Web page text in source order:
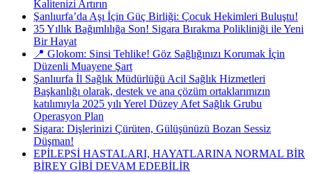
Kalitenizi Artırın
Şanlıurfa’da Aşı İçin Güç Birliği: Çocuk Hekimleri Buluştu!
35 Yıllık Bağımlılığa Son! Sigara Bırakma Polikliniği ile Yeni
Bir Hayat
📍 Glokom: Sinsi Tehlike! Göz Sağlığınızı Korumak İçin
Düzenli Muayene Şart
Şanlıurfa İl Sağlık Müdürlüğü Acil Sağlık Hizmetleri
Başkanlığı olarak, destek ve ana çözüm ortaklarımızın
katılımıyla 2025 yılı Yerel Düzey Afet Sağlık Grubu
Operasyon Plan
Sigara: Dişlerinizi Çürüten, Gülüşünüzü Bozan Sessiz
Düşman!
EPİLEPSİ HASTALARI, HAYATLARINA NORMAL BİR
BİREY GİBİ DEVAM EDEBİLİR